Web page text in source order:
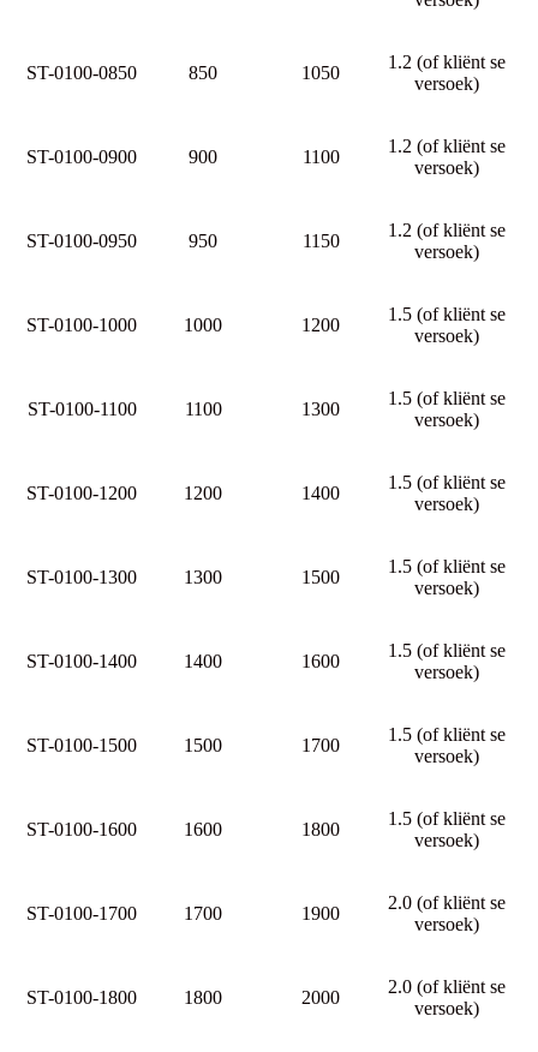
ST-0100-0850 850 1050
1.2 (of kliënt se
versoek)
ST-0100-0900 900 1100
1.2 (of kliënt se
versoek)
ST-0100-0950 950 1150
1.2 (of kliënt se
versoek)
ST-0100-1000 1000 1200
1.5 (of kliënt se
versoek)
ST-0100-1100 1100 1300
1.5 (of kliënt se
versoek)
ST-0100-1200 1200 1400
1.5 (of kliënt se
versoek)
ST-0100-1300 1300 1500
1.5 (of kliënt se
versoek)
ST-0100-1400 1400 1600
1.5 (of kliënt se
versoek)
ST-0100-1500 1500 1700
1.5 (of kliënt se
versoek)
ST-0100-1600 1600 1800
1.5 (of kliënt se
versoek)
ST-0100-1700 1700 1900
2.0 (of kliënt se
versoek)
ST-0100-1800 1800 2000
2.0 (of kliënt se
versoek)